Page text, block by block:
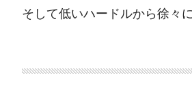
そして低いハードルから徐々